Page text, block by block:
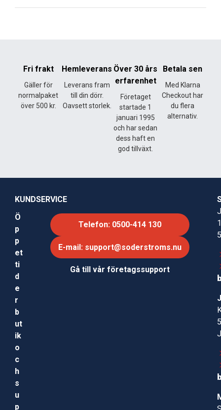
Fri frakt
Gäller för
normalpaket
över 500 kr.
Hemleverans
Leverans fram
till din dörr.
Oavsett storlek.
Över 30 års
erfarenhet
Företaget
startade 1
januari 1995
och har sedan
dess haft en
god tillväxt.
Betala sen
Med Klarna
Checkout har
du flera
alternativ.
KUNDSERVICE
Ö
p
p
et
ti
d
e
r
b
ut
ik
o
c
h
s
u
p
Telefon: 0500-414 130
E-mail: support@soderstroms.nu
Gå till vår företagssupport